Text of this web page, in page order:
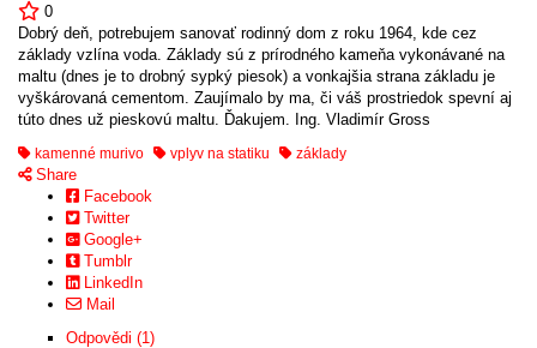
0
Dobrý deň, potrebujem sanovať rodinný dom z roku 1964, kde cez
základy vzlína voda. Základy sú z prírodného kameňa vykonávané na
maltu (dnes je to drobný sypký piesok) a vonkajšia strana základu je
vyškárovaná cementom. Zaujímalo by ma, či váš prostriedok spevní aj
túto dnes už pieskovú maltu. Ďakujem. Ing. Vladimír Gross
kamenné murivo vplyv na statiku základy
Share
Facebook
Twitter
Google+
Tumblr
LinkedIn
Mail
Odpovědi (1)